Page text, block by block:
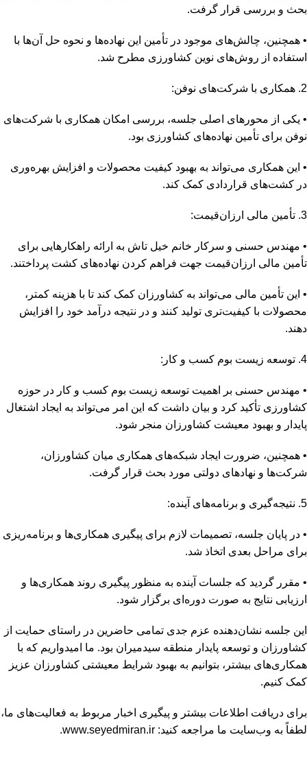
بحث و بررسی قرار گرفت.
• همچنین، چالش‌های موجود در تأمین این نهاده‌ها و نحوه حل آن‌ها با
استفاده از روش‌های نوین کشاورزی مطرح شد.
2. همکاری با شرکت‌های نوفن:
• یکی از محورهای اصلی جلسه، بررسی امکان همکاری با شرکت‌های
نوفن برای تأمین نهاده‌های کشاورزی بود.
• این همکاری می‌تواند به بهبود کیفیت محصولات و افزایش بهره‌وری
در کشت‌های قراردادی کمک کند.
3. تأمین مالی ارزان‌قیمت:
• مهندس حسنی و سرکار خانم خیل تاش به ارائه راهکارهایی برای
تأمین مالی ارزان‌قیمت جهت فراهم کردن نهاده‌های کشت پرداختند.
• این تأمین مالی می‌تواند به کشاورزان کمک کند تا با هزینه کمتر،
محصولات با کیفیت‌تری تولید کنند و در نتیجه درآمد خود را افزایش
دهند.
4. توسعه زیست بوم کسب و کار:
• مهندس حسنی بر اهمیت توسعه زیست بوم کسب و کار در حوزه
کشاورزی تأکید کرد و بیان داشت که این امر می‌تواند به ایجاد اشتغال
پایدار و بهبود معیشت کشاورزان منجر شود.
• همچنین، ضرورت ایجاد شبکه‌های همکاری میان کشاورزان،
شرکت‌ها و نهادهای دولتی مورد بحث قرار گرفت.
5. نتیجه‌گیری و برنامه‌های آینده:
• در پایان جلسه، تصمیمات لازم برای پیگیری همکاری‌ها و برنامه‌ریزی
برای مراحل بعدی اتخاذ شد.
• مقرر گردید که جلسات آینده به منظور پیگیری روند همکاری‌ها و
ارزیابی نتایج به صورت دوره‌ای برگزار شود.
این جلسه نشان‌دهنده عزم جدی تمامی حاضرین در راستای حمایت از
کشاورزان و توسعه پایدار منطقه سیدمیران بود. ما امیدواریم که با
همکاری‌های بیشتر، بتوانیم به بهبود شرایط معیشتی کشاورزان عزیز
کمک کنیم.
برای دریافت اطلاعات بیشتر و پیگیری اخبار مربوط به فعالیت‌های ما،
لطفاً به وب‌سایت ما مراجعه کنید: www.seyedmiran.ir.